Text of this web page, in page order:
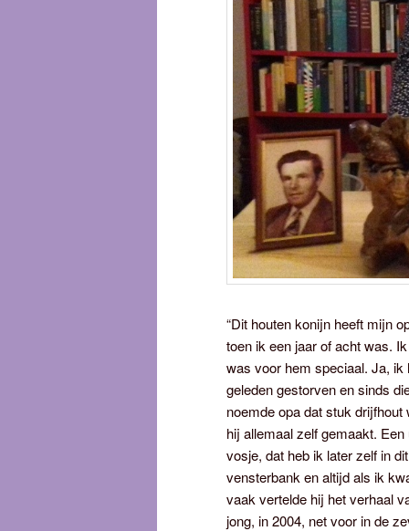
“Dit houten konijn heeft mijn
toen ik een jaar of acht was.
was voor hem speciaal. Ja,
geleden gestorven en sinds
noemde opa dat stuk
hij allemaal zelf gemaakt.
vosje, dat heb ik later zelf in
vensterbank en altijd als ik
vaak vertelde hij het verhaal
jong, in 2004, net voor in de